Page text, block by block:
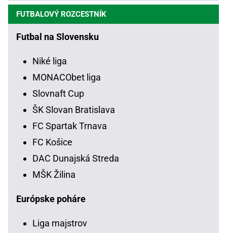
FUTBALOVÝ ROZCESTNÍK
Futbal na Slovensku
Niké liga
MONACObet liga
Slovnaft Cup
ŠK Slovan Bratislava
FC Spartak Trnava
FC Košice
DAC Dunajská Streda
MŠK Žilina
Európske poháre
Liga majstrov